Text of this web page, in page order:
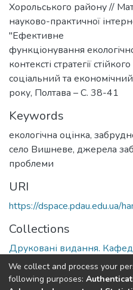
Хорольського району //
науково-практичної
"Ефективне
функціонування
контексті стратегії
соціальний та
року, Полтава – С. 38-41
Keywords
екологічна оцінка,
село Вишневе, джерела
проблеми
URI
https://dspace.pdau.edu.ua/
Collections
Друковані видання.
Full item page
We collect and process your
following purposes: